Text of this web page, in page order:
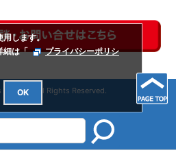
Ltd. All Rights Reserved.
用します。
細は「
プライバシーポリシ
OK